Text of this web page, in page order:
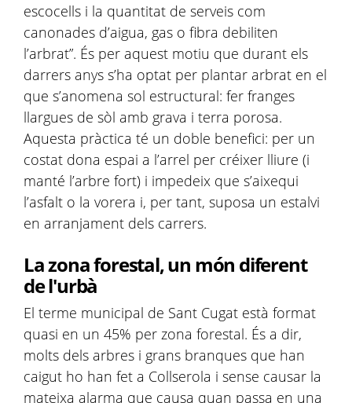
escocells i la quantitat de serveis com
canonades d’aigua, gas o fibra debiliten
l’arbrat”. És per aquest motiu que durant els
darrers anys s’ha optat per plantar arbrat en el
que s’anomena sol estructural: fer franges
llargues de sòl amb grava i terra porosa.
Aquesta pràctica té un doble benefici: per un
costat dona espai a l’arrel per créixer lliure (i
manté l’arbre fort) i impedeix que s’aixequi
l’asfalt o la vorera i, per tant, suposa un estalvi
en arranjament dels carrers.
La zona forestal, un món diferent
de l'urbà
El terme municipal de Sant Cugat està format
quasi en un 45% per zona forestal. És a dir,
molts dels arbres i grans branques que han
caigut ho han fet a Collserola i sense causar la
mateixa alarma que causa quan passa en una